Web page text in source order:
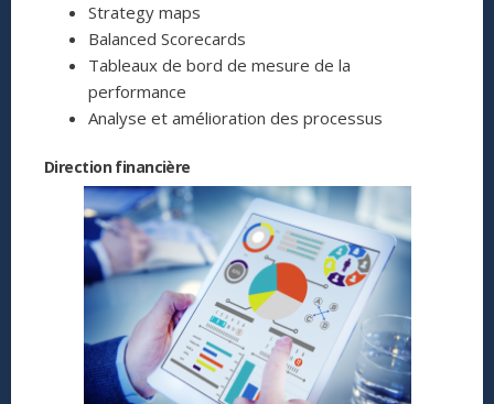
Strategy maps
Balanced Scorecards
Tableaux de bord de mesure de la
performance
Analyse et amélioration des processus
Direction financière